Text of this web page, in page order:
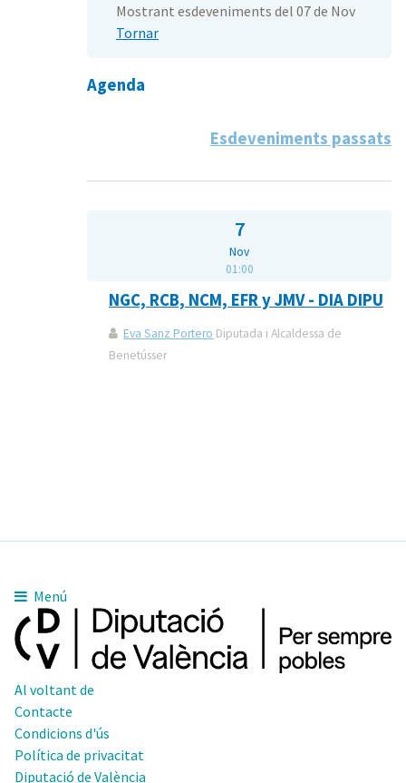
Mostrant esdeveniments del 07 de Nov
Tornar
Agenda
Esdeveniments passats
7
Nov
01:00
NGC, RCB, NCM, EFR y JMV - DIA DIPU
Eva Sanz Portero Diputada i Alcaldessa de
Benetússer
Menú
Al voltant de
Contacte
Condicions d'ús
Política de privacitat
Diputació de València